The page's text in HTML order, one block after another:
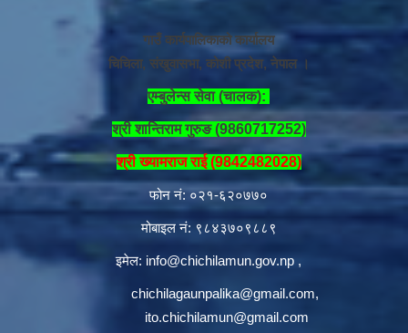
गाउँ कार्यपालिकाको कार्यालय
चिचिला, संखुवासभा, कोशी प्रदेश, नेपाल ।
एम्बुलेन्स सेवा (चालक):
श्री शान्तिराम गुरुङ (9860717252)
श्री ख्यामराज राई (9842482028)
फोन नं: ०२१-६२०७७०
मोबाइल नं: ९८४३७०९८८९
इमेल: info@chichilamun.gov.np ,
chichilagaunpalika@gmail.com,
ito.chichilamun@gmail.com